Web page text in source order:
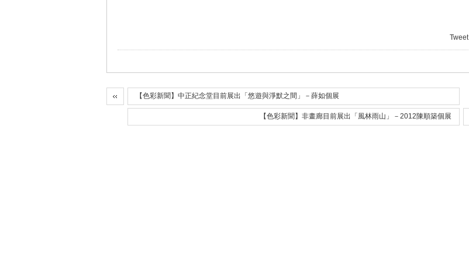
Tweet
【色彩新聞】中正紀念堂目前展出「悠遊與淨默之間」－薛如個展
【色彩新聞】非畫廊目前展出「風林雨山」－2012陳順築個展